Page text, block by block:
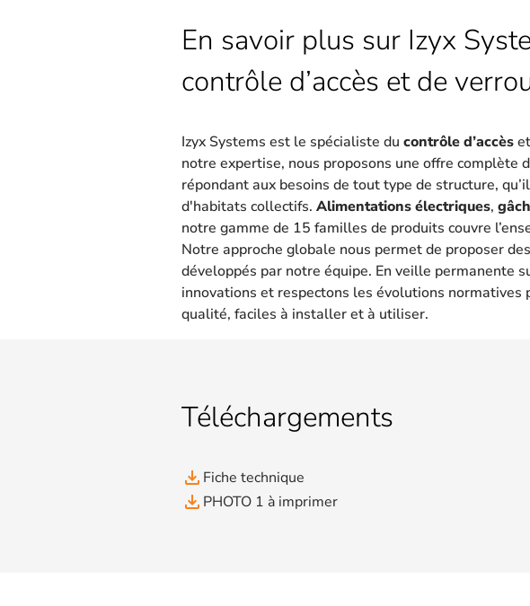
En savoir plus sur Izyx
contrôle d’accès et de
Izyx Systems est le spécialiste du contrôle d’accès
notre expertise, nous proposons une offre complète
répondant aux besoins de tout type de structure,
d'habitats collectifs. Alimentations électriques,
notre gamme de 15 familles de produits couvre
Notre approche globale nous permet de proposer des
développés par notre équipe. En veille permanente
innovations et respectons les évolutions normatives
qualité, faciles à installer et à utiliser.
Téléchargements
file_download Fiche technique
file_download PHOTO 1 à imprimer